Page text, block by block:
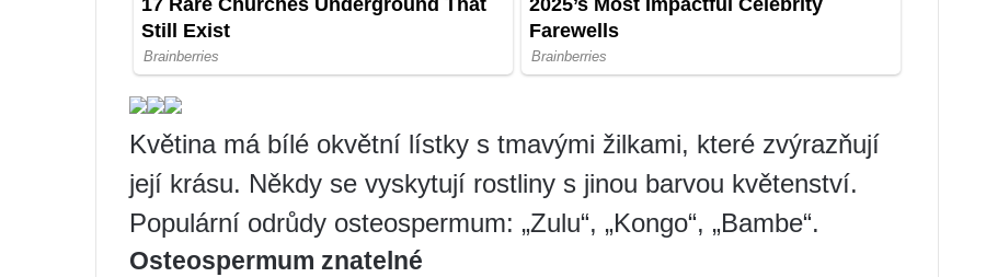
Květina má bílé okvětní lístky s tmavými žilkami, které zvýrazňují
její krásu. Někdy se vyskytují rostliny s jinou barvou květenství.
Populární odrůdy osteospermum: „Zulu“, „Kongo“, „Bambe“.
Osteospermum znatelné